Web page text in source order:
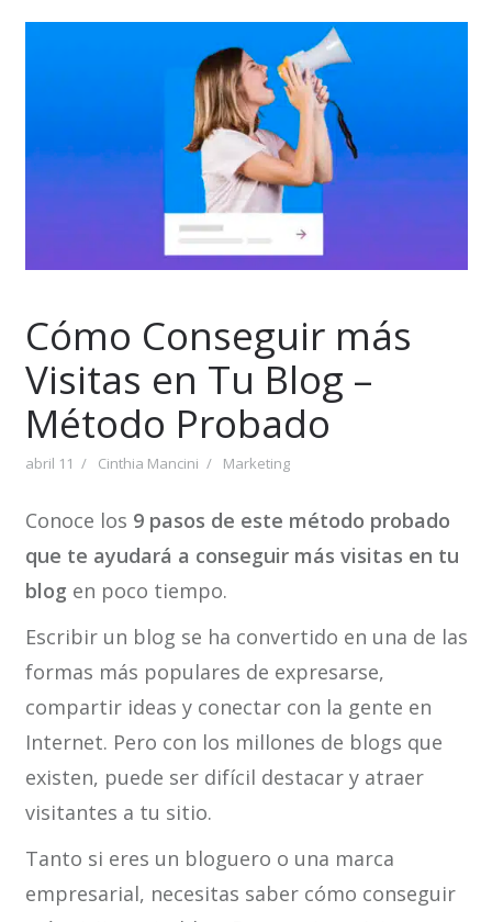
Cómo Conseguir más
Visitas en Tu Blog –
Método Probado
abril 11 Cinthia Mancini Marketing
Conoce los 9 pasos de este método probado
que te ayudará a conseguir más visitas en tu
blog en poco tiempo.
Escribir un blog se ha convertido en una de las
formas más populares de expresarse,
compartir ideas y conectar con la gente en
Internet. Pero con los millones de blogs que
existen, puede ser difícil destacar y atraer
visitantes a tu sitio.
Tanto si eres un bloguero o una marca
empresarial, necesitas saber cómo conseguir